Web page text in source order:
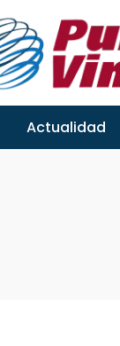
Actualidad